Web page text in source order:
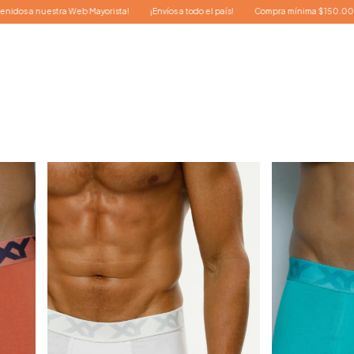
¡Envíos a todo el país! Compra mínima $150.000.- ¡Bienvenidos a